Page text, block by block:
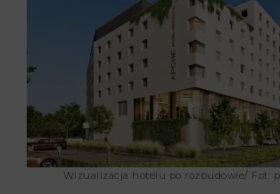
Wizualizacja hotelu po rozbudowie/ Fot: